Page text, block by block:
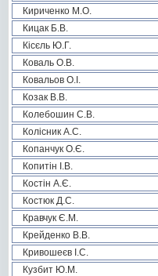
Кириченко М.О.
Кицак Б.В.
Кісєль Ю.Г.
Коваль О.В.
Ковальов О.І.
Козак В.В.
Колебошин С.В.
Колісник А.С.
Копанчук О.Є.
Копитін І.В.
Костін А.Є.
Костюк Д.С.
Кравчук Є.М.
Крейденко В.В.
Кривошеєв І.С.
Кузбит Ю.М.